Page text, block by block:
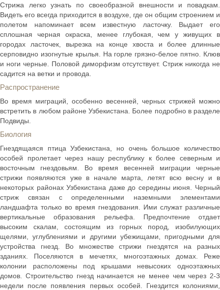
Стрижа легко узнать по своеобразной внешности и повадкам.
Видеть его всегда приходится в воздухе, где он общим строением и
полетом напоминает всем известную ласточку. Выдает его
сплошная черная окраска, менее глубокая, чем у живущих в
городах ласточек, вырезка на конце хвоста и более длинные
серповидно изогнутые крылья. На горле грязно-белое пятно. Клюв
и ноги черные. Половой диморфизм отсутствует. Стриж никогда не
садится на ветки и провода.
Распространение
Во время миграций, особенно весенней, черных стрижей можно
встретить в любом районе Узбекистана. Более подробно в разделе
Подвиды.
Биология
Гнездящаяся птица Узбекистана, но очень большое количество
особей пролетает через нашу республику к более северным и
восточным гнездовьям. Во время весенней миграции черные
стрижи появляются уже в начале марта, летят всю весну и в
некоторых районах Узбекистана даже до середины июня. Черный
стриж связан с определенными наземными элементами
ландшафта только во время гнездования. Ими служат различные
вертикальные образования рельефа. Предпочтение отдает
высоким скалам, состоящим из горных пород, изобилующих
щелями, углублениями и другими убежищами, пригодными для
устройства гнезд. Во множестве стрижи гнездятся на разных
зданиях. Поселяются в мечетях, многоэтажных домах. Реже
колонии расположены под крышами невысоких одноэтажных
домов. Строительство гнезд начинается не менее чем через 2-3
недели после появления первых особей. Гнездится колониями,